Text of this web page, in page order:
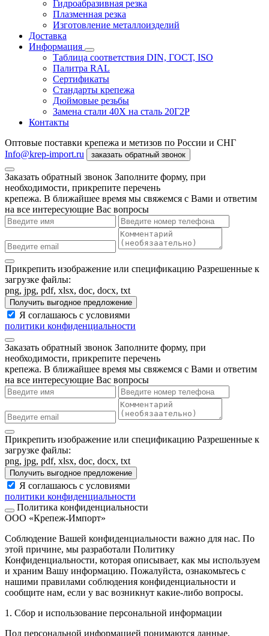
Гидроабразивная резка
Плазменная резка
Изготовление металлоизделий
Доставка
Информация
Таблица соответствия DIN, ГОСТ, ISO
Палитра RAL
Сертификаты
Стандарты крепежа
Дюймовые резьбы
Замена стали 40Х на сталь 20Г2Р
Контакты
Оптовые поставки крепежа и метизов по России и СНГ
Info@krep-import.ru
заказать обратный звонок
Заказать обратный звонок Заполните форму, при
необходимости, прикрепите перечень
крепежа. В ближайшее время мы свяжемся с Вами и ответим
на все интересующие Вас вопросы
Прикрепить изображение или спецификацию Разрешенные к
загрузке файлы:
png, jpg, pdf, xlsx, doc, docx, txt
Получить выгодное предложение
Я соглашаюсь с условиями
политики конфиденциальности
Заказать обратный звонок Заполните форму, при
необходимости, прикрепите перечень
крепежа. В ближайшее время мы свяжемся с Вами и ответим
на все интересующие Вас вопросы
Прикрепить изображение или спецификацию Разрешенные к
загрузке файлы:
png, jpg, pdf, xlsx, doc, docx, txt
Получить выгодное предложение
Я соглашаюсь с условиями
политики конфиденциальности
Политика конфиденциальности
ООО «Крепеж-Импорт»
Соблюдение Вашей конфиденциальности важно для нас. По
этой причине, мы разработали Политику
Конфиденциальности, которая описывает, как мы используем
и храним Вашу информацию. Пожалуйста, ознакомьтесь с
нашими правилами соблюдения конфиденциальности и
сообщите нам, если у вас возникнут какие-либо вопросы.
1. Сбор и использование персональной информации
Под персональной информацией понимаются данные,